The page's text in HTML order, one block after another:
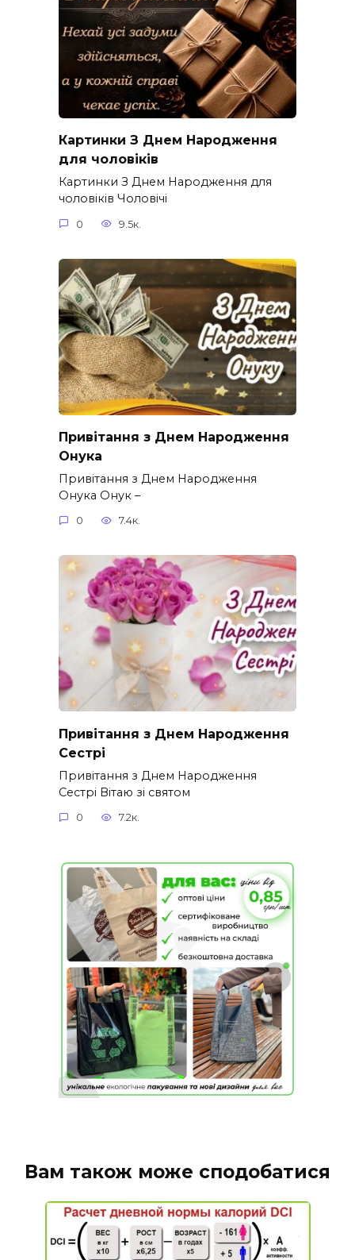
Картинки З Днем Народження
для чоловіків​
Картинки З Днем Народження для
чоловіків​ Чоловічі
0 9.5к.
Привітання з Днем Народження
Онука
Привітання з Днем Народження
Онука Онук –
0 7.4к.
Привітання з Днем Народження
Сестрі
Привітання з Днем Народження
Сестрі Вітаю зі святом
0 7.2к.
Вам також може сподобатися